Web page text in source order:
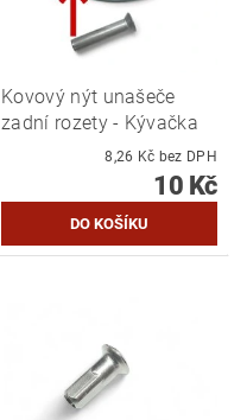
Kovový nýt unašeče
zadní rozety - Kývačka
8,26 Kč bez DPH
10 Kč